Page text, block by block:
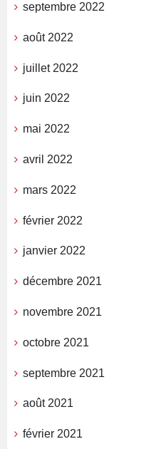
septembre 2022
août 2022
juillet 2022
juin 2022
mai 2022
avril 2022
mars 2022
février 2022
janvier 2022
décembre 2021
novembre 2021
octobre 2021
septembre 2021
août 2021
février 2021